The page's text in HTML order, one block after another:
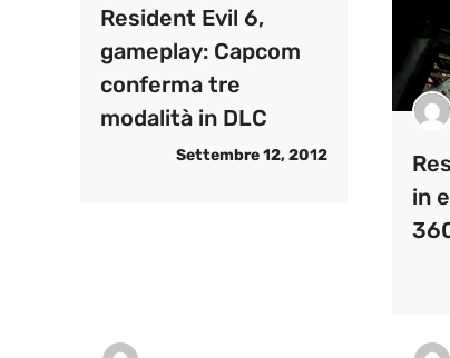
Resident Evil 6,
gameplay: Capcom
conferma tre
modalità in DLC
Settembre 12, 2012
in